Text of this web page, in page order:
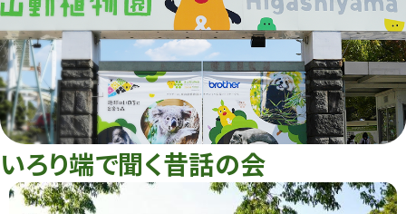
園内MAP イベント
総合案内
動物園 植物園
再生プラン
東山動植物園
への支援
環境教育
サイトマップ
いろり端で聞く昔話の会